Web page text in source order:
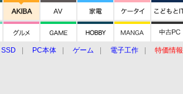
SSD PC本体 ゲーム 電子工作 特価情報